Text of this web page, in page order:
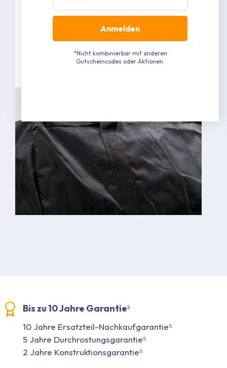
Gestängetasche 200 x 20 x 20 cm -
belastbar bis 30 kg
Material: Oxford-Polyester schwarz
YKK Marken-Reißverschlüsse
schwarz
Bis zu 10 Jahre Garantie⁵
10 Jahre Ersatzteil-Nachkaufgarantie⁵
5 Jahre Durchrostungsgarantie⁵
2 Jahre Konstruktionsgarantie⁵
Anmelden
*Nicht kombinierbar mit anderen
Gutscheincodes oder Aktionen.